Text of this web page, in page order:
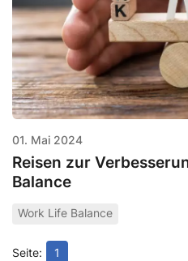
01. Mai 2024
Reisen zur
Balance
Work Life Balance
1